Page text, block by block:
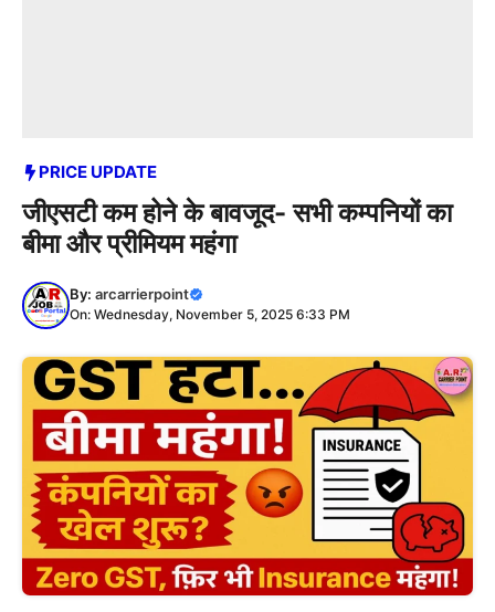
PRICE UPDATE
जीएसटी कम होने के बावजूद- सभी कम्पनियों का
बीमा और प्रीमियम महंगा
By: arcarrierpoint
On: Wednesday, November 5, 2025 6:33 PM